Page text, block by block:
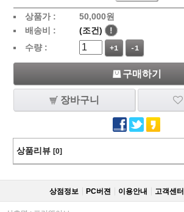
상품가 : 50,000원
배송비 :
(조건)
!
수량 :
+1 -1
구매하기
장바구니
상품리뷰 [0]
상점정보 PC버젼 이용안내 고객센터